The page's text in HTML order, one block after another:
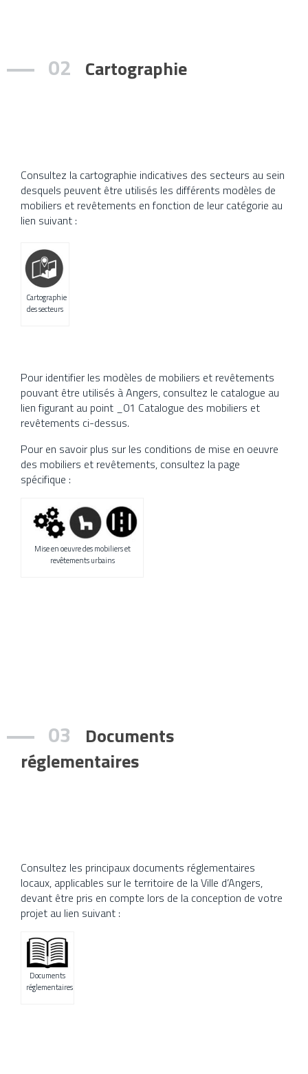
02 Cartographie
Consultez la cartographie indicatives des secteurs au sein
desquels peuvent être utilisés les différents modèles de
mobiliers et revêtements en fonction de leur catégorie au
lien suivant :
Cartographie
des secteurs
Pour identifier les modèles de mobiliers et revêtements
pouvant être utilisés à Angers, consultez le catalogue au
lien figurant au point _01 Catalogue des mobiliers et
revêtements ci-dessus.
Pour en savoir plus sur les conditions de mise en oeuvre
des mobiliers et revêtements, consultez la page
spécifique :
Mise en oeuvre des mobiliers et
revêtements urbains
03
Documents
réglementaires
Consultez les principaux documents réglementaires
locaux, applicables sur le territoire de la Ville d’Angers,
devant être pris en compte lors de la conception de votre
projet au lien suivant :
Documents
réglementaires